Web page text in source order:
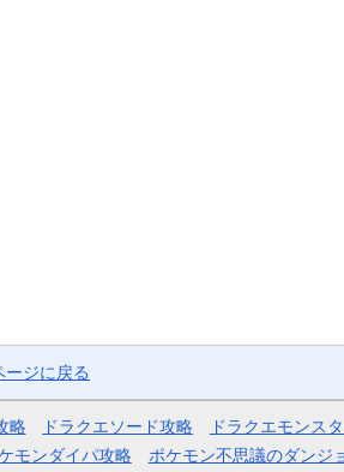
ジに戻る
略 ドラクエソード攻略 ドラクエモンス
モンダイパ攻略 ポケモン不思議のダンジ